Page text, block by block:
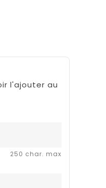
l'ajouter au
250 char. max